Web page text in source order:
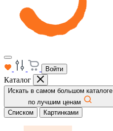
Войти
Каталог
Искать в самом большом каталоге
по лучшим ценам
Списком
Картинками